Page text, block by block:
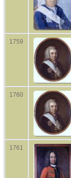
1759
1760
1761